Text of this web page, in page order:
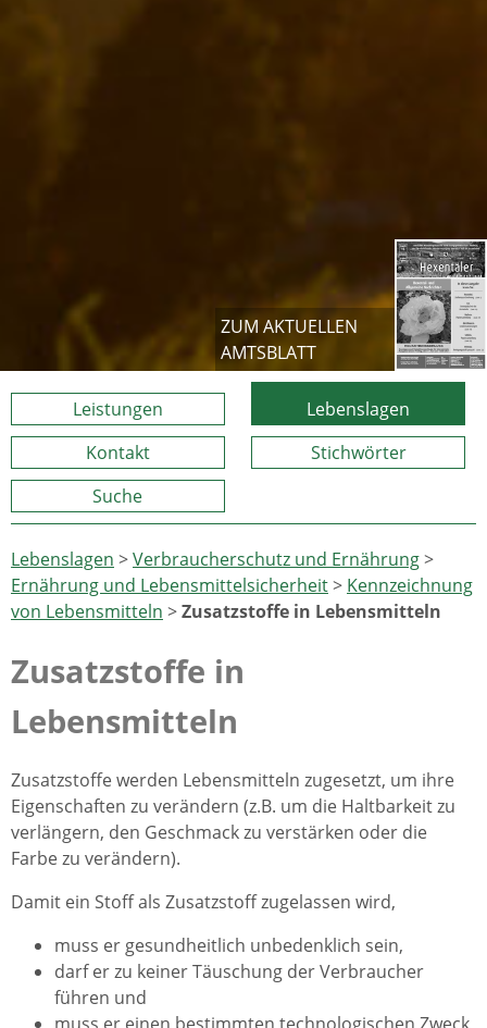
ZUM AKTUELLEN
AMTSBLATT
Leistungen
Lebenslagen
Kontakt
Stichwörter
Suche
Lebenslagen >Verbraucherschutz und Ernährung>
Ernährung und Lebensmittelsicherheit> Kennzeichnung
von Lebensmitteln >Zusatzstoffe in Lebensmitteln
Zusatzstoffe in
Lebensmitteln
Zusatzstoffe werden Lebensmitteln zugesetzt, um ihre
Eigenschaften zu verändern (z.B. um die Haltbarkeit zu
verlängern, den Geschmack zu verstärken oder die
Farbe zu verändern).
Damit ein Stoff als Zusatzstoff zugelassen wird,
muss er gesundheitlich unbedenklich sein,
darf er zu keiner Täuschung der Verbraucher
führen und